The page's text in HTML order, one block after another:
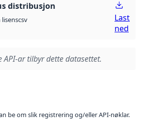
distribusjon
lisenscsv
Last
ned
API-ar tilbyr dette datasettet.
be om slik registrering og/eller API-nøklar.